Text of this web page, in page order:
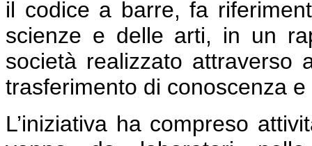
il codice a barre, fa
scienze e delle arti, in un
società realizzato attraverso
trasferimento di conoscenza
L’iniziativa ha compreso